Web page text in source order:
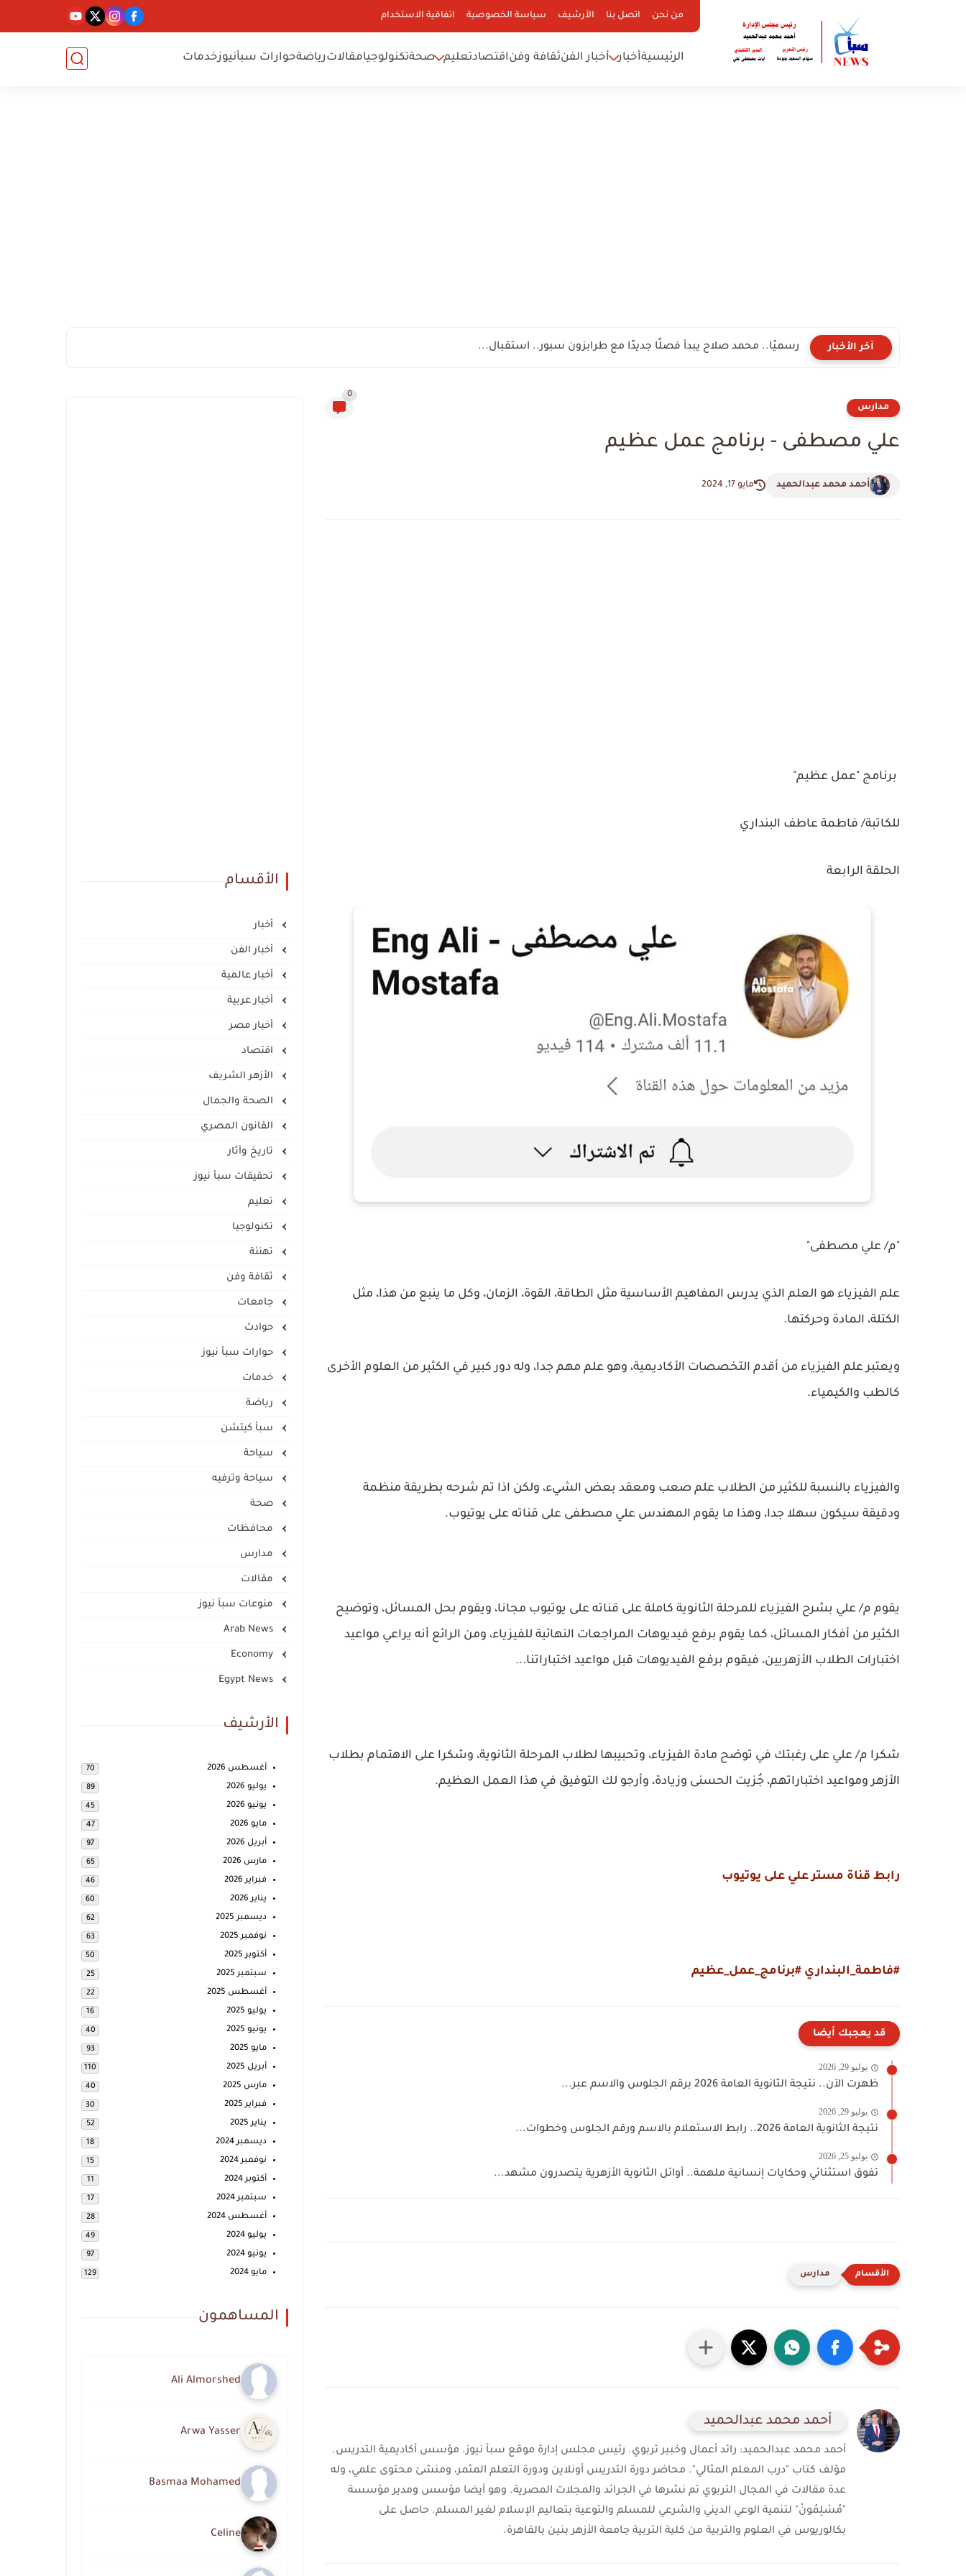
من نحن اتصل بنا الأرشيف سياسة الخصوصية اتفاقية الاستخدام
الرئيسيةأخبار أخبار الفنثقافة وفناقتصادتعليم صحةتكنولوجيامقالاترياضةحوارات سبأنيوزخدمات
آخر الأخبار رسميًا.. محمد صلاح يبدأ فصلًا جديدًا مع طرابزون سبور.. استقبال...
مدارس
0
علي مصطفى - برنامج عمل عظيم
أحمد محمد عبدالحميد مايو 17, 2024
برنامج "عمل عظيم"
للكاتبة/ فاطمة عاطف البنداري
الحلقة الرابعة
"م/ علي مصطفى"
علم الفيزياء هو العلم الذي يدرس المفاهيم الأساسية مثل الطاقة، القوة، الزمان، وكل ما ينبع من هذا، مثل
الكتلة، المادة وحركتها.
ويعتبر علم الفيزياء من أقدم التخصصات الأكاديمية، وهو علم مهم جدا، وله دور كبير في الكثير من العلوم الأخرى
كالطب والكيمياء.
والفيزياء بالنسبة للكثير من الطلاب علم صعب ومعقد بعض الشيء، ولكن اذا تم شرحه بطريقة منظمة
ودقيقة سيكون سهلا جدا، وهذا ما يقوم المهندس علي مصطفى على قناته على يوتيوب.
يقوم م/ علي بشرح الفيزياء للمرحلة الثانوية كاملة على قناته على يوتيوب مجانا، ويقوم بحل المسائل، وتوضيح
الكثير من أفكار المسائل، كما يقوم برفع فيديوهات المراجعات النهائية للفيزياء، ومن الرائع أنه يراعي مواعيد
اختبارات الطلاب الأزهريين، فيقوم برفع الفيديوهات قبل مواعيد اختباراتنا...
شكرا م/ علي على رغبتك في توضح مادة الفيزياء، وتحبيبها لطلاب المرحلة الثانوية، وشكرا على الاهتمام بطلاب
الأزهر ومواعيد اختباراتهم، جُزيت الحسنى وزيادة، وأرجو لك التوفيق في هذا العمل العظيم.
رابط قناة مستر علي على يوتيوب
#فاطمة_البنداري #برنامج_عمل_عظيم
قد يعجبك أيضا
يوليو 29, 2026
ظهرت الآن.. نتيجة الثانوية العامة 2026 برقم الجلوس والاسم عبر...
يوليو 29, 2026
نتيجة الثانوية العامة 2026.. رابط الاستعلام بالاسم ورقم الجلوس وخطوات...
يوليو 25, 2026
تفوق استثنائي وحكايات إنسانية ملهمة.. أوائل الثانوية الأزهرية يتصدرون مشهد...
مدارس
أحمد محمد عبدالحميد
أحمد محمد عبدالحميد: رائد أعمال وخبير تربوي. رئيس مجلس إدارة موقع سبأ نيوز. مؤسس أكاديمية التدريس.
مؤلف كتاب "درب المعلم المثالي". محاضر دورة التدريس أونلاين ودورة التعلم المثمر، ومنشئ محتوى علمي، وله
عدة مقالات في المجال التربوي تم نشرها في الجرائد والمجلات المصرية. وهو أيضا مؤسس ومدير مؤسسة
"مُسْلِمُونْ" لتنمية الوعي الديني والشرعي للمسلم والتوعية بتعاليم الإسلام لغير المسلم. حاصل على
بكالوريوس في العلوم والتربية من كلية التربية جامعة الأزهر بنين بالقاهرة.
الأقسام
أخبار
أخبار الفن
أخبار عالمية
أخبار عربية
أخبار مصر
اقتصاد
الأزهر الشريف
الصحة والجمال
القانون المصري
تاريخ وآثار
تحقيقات سبأ نيوز
تعليم
تكنولوجيا
تهنئة
ثقافة وفن
جامعات
حوادث
حوارات سبأ نيوز
خدمات
رياضة
سبأ كيتشن
سياحة
سياحة وترفيه
صحة
محافظات
مدارس
مقالات
منوعات سبأ نيوز
Arab News
Economy
Egypt News
الأرشيف
أغسطس 2026 70
يوليو 2026 89
يونيو 2026 45
مايو 2026 47
أبريل 2026 97
مارس 2026 65
فبراير 2026 46
يناير 2026 60
ديسمبر 2025 62
نوفمبر 2025 63
أكتوبر 2025 50
سبتمبر 2025 25
أغسطس 2025 22
يوليو 2025 16
يونيو 2025 40
مايو 2025 93
أبريل 2025 110
مارس 2025 40
فبراير 2025 30
يناير 2025 52
ديسمبر 2024 18
نوفمبر 2024 15
أكتوبر 2024 11
سبتمبر 2024 17
أغسطس 2024 28
يوليو 2024 49
يونيو 2024 97
مايو 2024 129
المساهمون
Ali Almorshed
Arwa Yasser
Basmaa Mohamed
Celine